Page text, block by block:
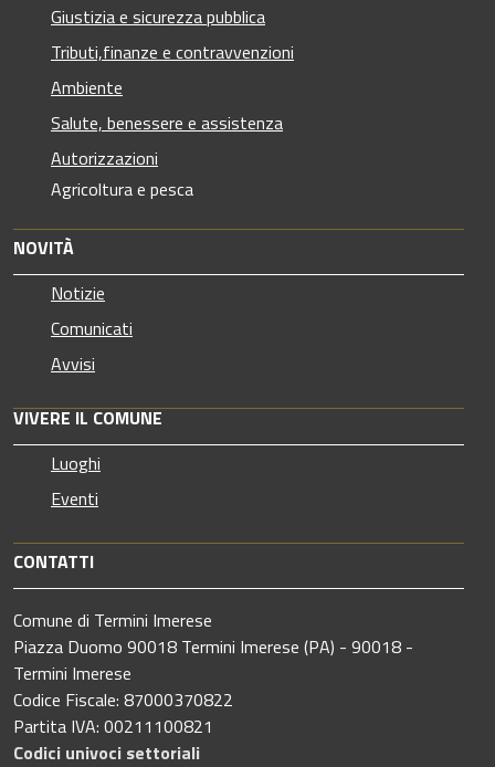
Giustizia e sicurezza pubblica
Tributi,finanze e contravvenzioni
Ambiente
Salute, benessere e assistenza
Autorizzazioni
Agricoltura e pesca
NOVITÀ
Notizie
Comunicati
Avvisi
VIVERE IL COMUNE
Luoghi
Eventi
CONTATTI
Comune di Termini Imerese
Piazza Duomo 90018 Termini Imerese (PA) - 90018 -
Termini Imerese
Codice Fiscale: 87000370822
Partita IVA: 00211100821
Codici univoci settoriali